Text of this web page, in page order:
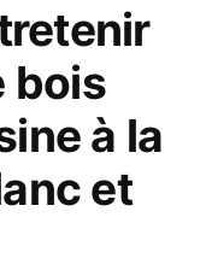
bois
à la
et